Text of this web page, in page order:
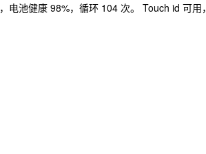
池健康 98%，循环 104 次。 Touch id 可用，